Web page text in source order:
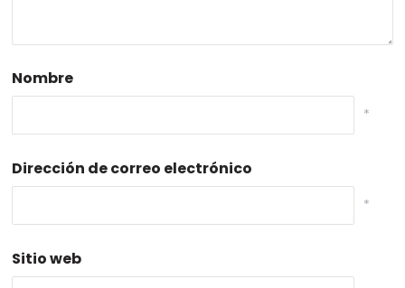
Nombre
*
Dirección de correo electrónico
*
Sitio web